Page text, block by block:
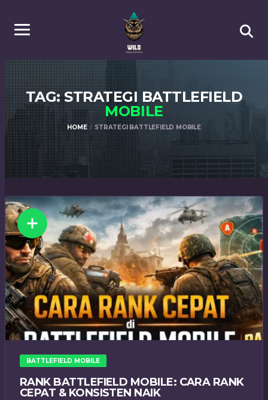
TAG: STRATEGI BATTLEFIELD
MOBILE
HOME STRATEGI BATTLEFIELD MOBILE
BATTLEFIELD MOBILE
RANK BATTLEFIELD MOBILE: CARA RANK
CEPAT & KONSISTEN NAIK